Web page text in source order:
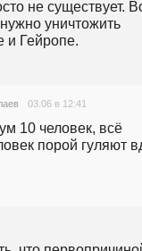
не существует.
уничтожить
и Гейропе.
03.06 в 12:41
10 человек, всё
порой гуляют